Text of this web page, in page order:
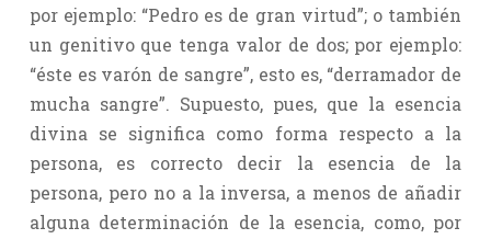
por ejemplo: “Pedro es de gran virtud”; o también
un genitivo que tenga valor de dos; por ejemplo:
“éste es varón de sangre”, esto es, “derramador de
mucha sangre”. Supuesto, pues, que la esencia
divina se significa como forma respecto a la
persona, es correcto decir la esencia de la
persona, pero no a la inversa, a menos de añadir
alguna determinación de la esencia, como, por